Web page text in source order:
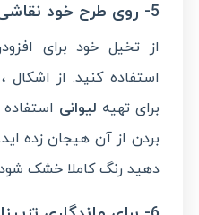
5- روی طرح خود نقاشی کنید.
از تخیل خود برای
استفاده کنید. از
برای تهیه لیوانی
بردن از آن هیجان زده
دهید رنگ کاملا خشک